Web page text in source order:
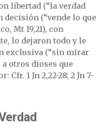
libertad (“la verdad
decisión (“vende lo que
Mt 19,21), con
lo dejaron todo y le
exclusiva (“sin mirar
a otros dioses que
Cfr. 1 Jn 2,22-28; 2 Jn 7-